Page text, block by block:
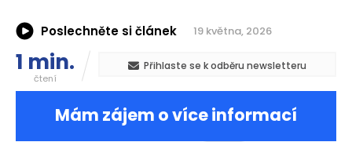
Poslechněte si článek 19 května, 2026
1 min.
čtení
Přihlaste se k odběru newsletteru
Mám zájem o více informací